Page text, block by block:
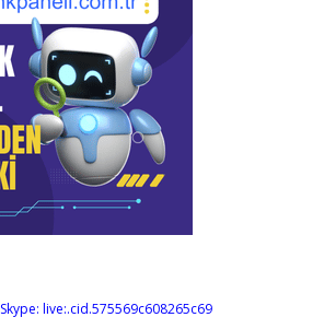
Skype: live:.cid.575569c608265c69